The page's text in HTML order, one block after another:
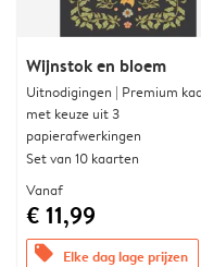
Wijnstok en bloem
Uitnodigingen | Premium
met keuze uit 3
papierafwerkingen
Set van 10 kaarten
Vanaf
€ 11,99
offers Elke dag lage prijzen